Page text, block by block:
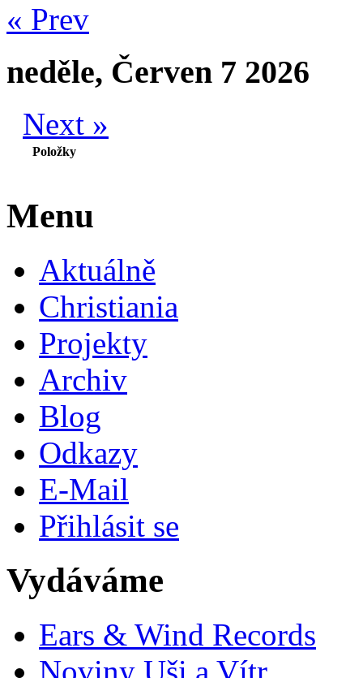
« Prev
neděle, Červen 7 2026
Next »
Položky
Menu
Aktuálně
Christiania
Projekty
Archiv
Blog
Odkazy
E-Mail
Přihlásit se
Vydáváme
Ears & Wind Records